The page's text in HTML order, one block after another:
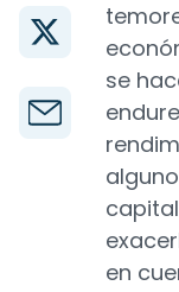
se
en